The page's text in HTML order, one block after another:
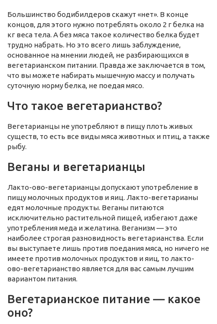
Большинство бодибилдеров скажут «нет». В конце
концов, для этого нужно потреблять около 2 г белка на
кг веса тела. А без мяса такое количество белка будет
трудно набрать. Но это всего лишь заблуждение,
основанное на мнении людей, не разбирающихся в
вегетарианском питании. Правда же заключается в том,
что вы можете набирать мышечную массу и получать
суточную норму белка, не поедая мясо.
Что такое вегетарианство?
Вегетарианцы не употребляют в пищу плоть живых
существ, то есть все виды мяса животных и птиц, а также
рыбу.
Веганы и вегетарианцы
Лакто-ово-вегетарианцы допускают употребление в
пищу молочных продуктов и яиц. Лакто-вегетарианы
едят молочные продукты. Веганы питаются
исключительно растительной пищей, избегают даже
употребления меда и желатина. Веганизм — это
наиболее строгая разновидность вегетарианства. Если
вы выступаете лишь против поедания мяса, но ничего не
имеете против молочных продуктов и яиц, то лакто-
ово-вегетарианство является для вас самым лучшим
вариантом питания.
Вегетарианское питание — какое
оно?